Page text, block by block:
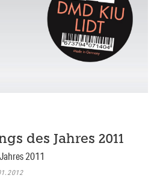
des Jahres 2011
2011